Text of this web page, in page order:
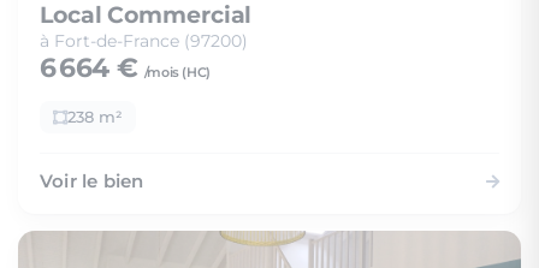
Local Commercial
à Fort-de-France (97200)
6 664 € /mois (HC)
238 m²
Voir le bien